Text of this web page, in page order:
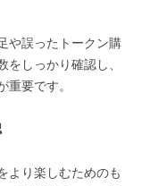
や誤ったトークン購
をしっかり確認し、
要です。
より楽しむためのも